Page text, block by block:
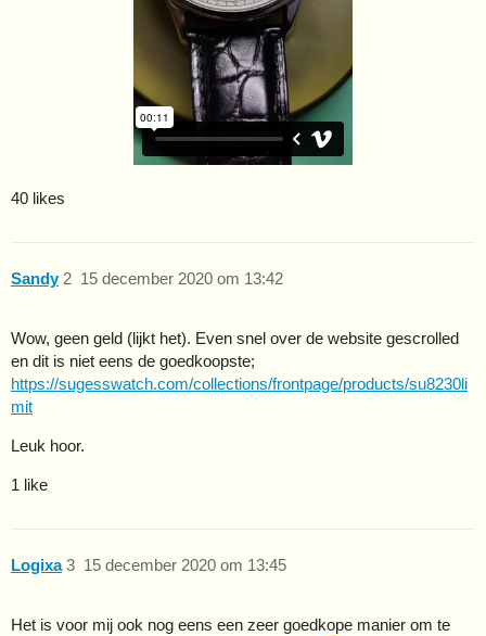
40 likes
Sandy 15 december 2020 om 13:42
2
Wow, geen geld (lijkt het). Even snel over de website gescrolled
en dit is niet eens de goedkoopste;
https://sugesswatch.com/collections/frontpage/products/su8230li
mit
Leuk hoor.
1 like
Logixa 15 december 2020 om 13:45
3
Het is voor mij ook nog eens een zeer goedkope manier om te